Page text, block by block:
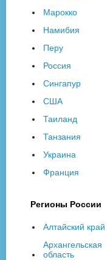
Марокко
Намибия
Перу
Россия
Сингапур
США
Таиланд
Танзания
Украина
Франция
Регионы России
Алтайский край
Архангельская
область